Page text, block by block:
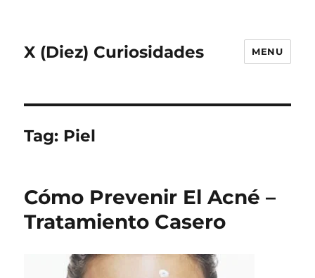
X (Diez) Curiosidades MENU
Tag: Piel
Cómo Prevenir El Acné –
Tratamiento Casero